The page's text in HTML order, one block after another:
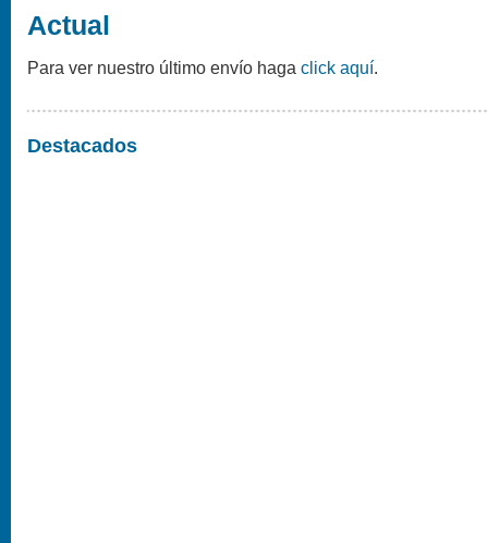
Actual
Para ver nuestro último envío haga click aquí.
Destacados